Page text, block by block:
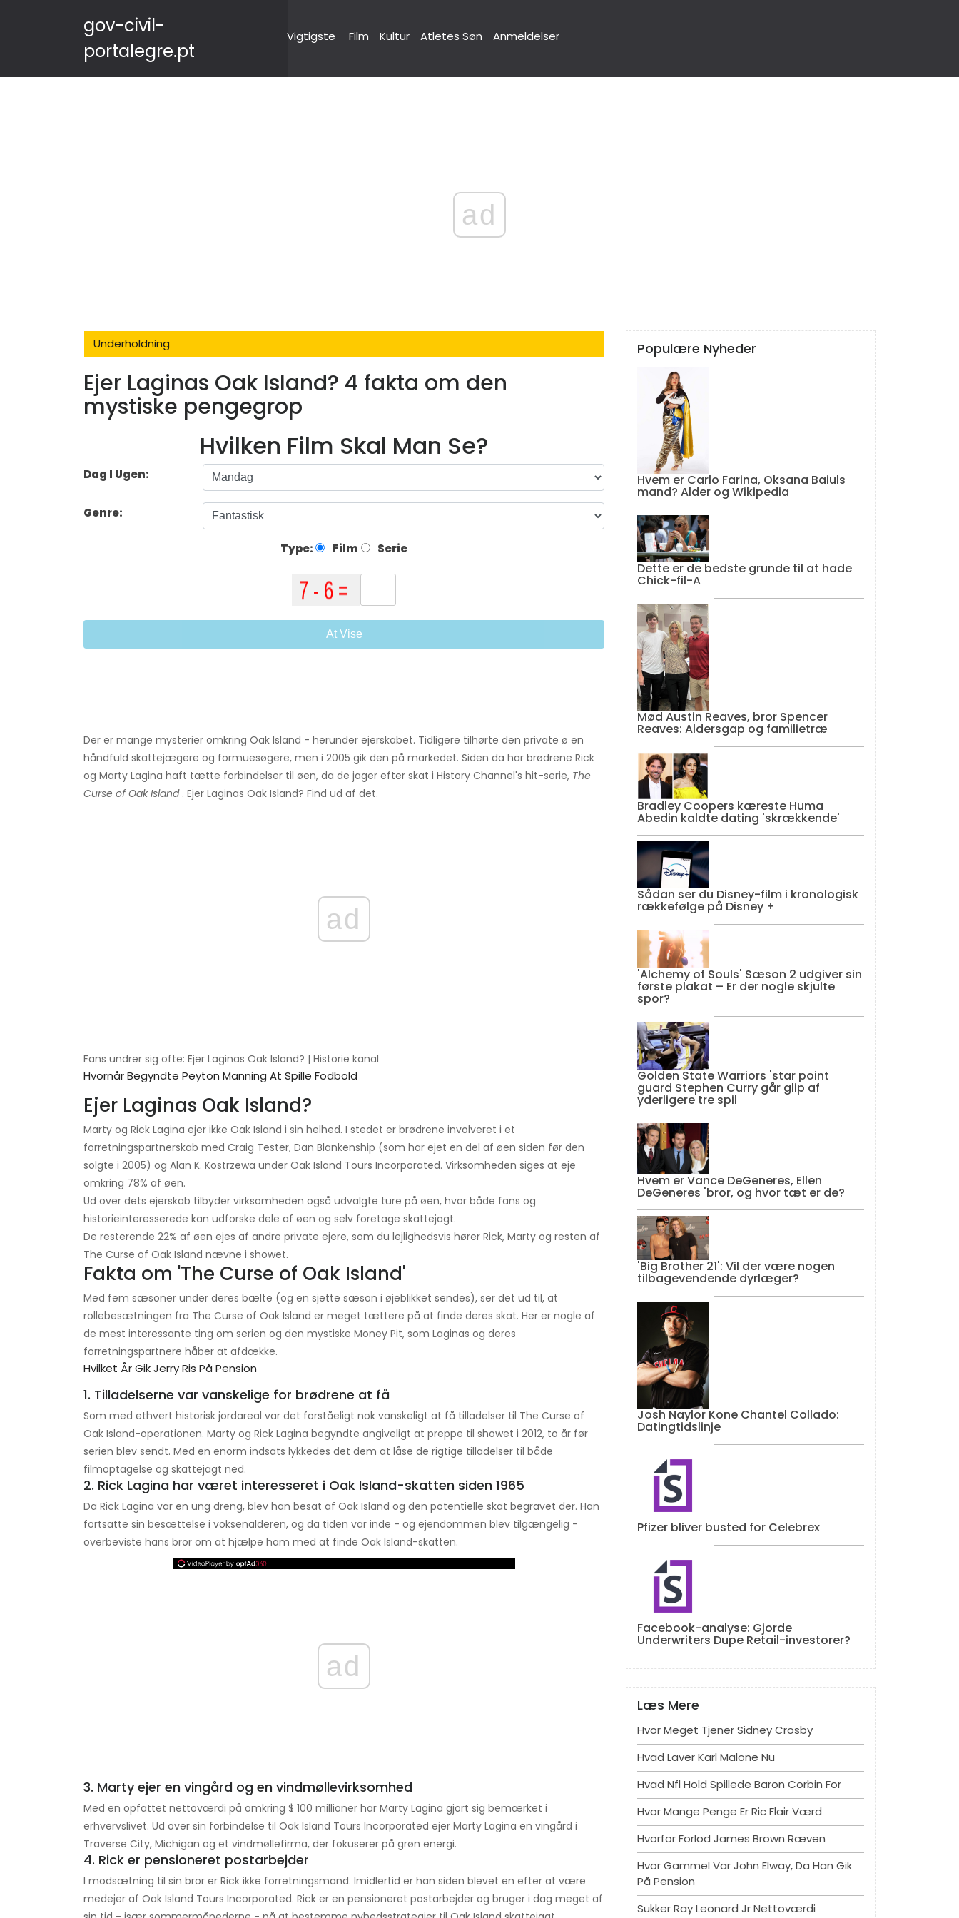
gov-civil-
portalegre.pt
Vigtigste Film Kultur Atletes Søn Anmeldelser
ad
Underholdning
Ejer Laginas Oak Island? 4 fakta om den
mystiske pengegrop
Hvilken Film Skal Man Se?
Dag I Ugen:
Genre:
Type: Film Serie
At Vise
Der er mange mysterier omkring Oak Island - herunder ejerskabet. Tidligere tilhørte den private ø en
håndfuld skattejægere og formuesøgere, men i 2005 gik den på markedet. Siden da har brødrene Rick
og Marty Lagina haft tætte forbindelser til øen, da de jager efter skat i History Channel's hit-serie, The
Curse of Oak Island. Ejer Laginas Oak Island? Find ud af det.
ad
Fans undrer sig ofte: Ejer Laginas Oak Island? | Historie kanal
Hvornår Begyndte Peyton Manning At Spille Fodbold
Ejer Laginas Oak Island?
Marty og Rick Lagina ejer ikke Oak Island i sin helhed. I stedet er brødrene involveret i et
forretningspartnerskab med Craig Tester, Dan Blankenship (som har ejet en del af øen siden før den
solgte i 2005) og Alan K. Kostrzewa under Oak Island Tours Incorporated. Virksomheden siges at eje
omkring 78% af øen.
Ud over dets ejerskab tilbyder virksomheden også udvalgte ture på øen, hvor både fans og
historieinteresserede kan udforske dele af øen og selv foretage skattejagt.
De resterende 22% af øen ejes af andre private ejere, som du lejlighedsvis hører Rick, Marty og resten af ​​
The Curse of Oak Island nævne i showet.
Fakta om 'The Curse of Oak Island'
Med fem sæsoner under deres bælte (og en sjette sæson i øjeblikket sendes), ser det ud til, at
rollebesætningen fra The Curse of Oak Island er meget tættere på at finde deres skat. Her er nogle af
de mest interessante ting om serien og den mystiske Money Pit, som Laginas og deres
forretningspartnere håber at afdække.
Hvilket År Gik Jerry Ris På Pension
1. Tilladelserne var vanskelige for brødrene at få
Som med ethvert historisk jordareal var det forståeligt nok vanskeligt at få tilladelser til The Curse of
Oak Island-operationen. Marty og Rick Lagina begyndte angiveligt at preppe til showet i 2012, to år før
serien blev sendt. Med en enorm indsats lykkedes det dem at låse de rigtige tilladelser til både
filmoptagelse og skattejagt ned.
2. Rick Lagina har været interesseret i Oak Island-skatten siden 1965
Da Rick Lagina var en ung dreng, blev han besat af Oak Island og den potentielle skat begravet der. Han
fortsatte sin besættelse i voksenalderen, og da tiden var inde - og ejendommen blev tilgængelig -
overbeviste hans bror om at hjælpe ham med at finde Oak Island-skatten.
ad
3. Marty ejer en vingård og en vindmøllevirksomhed
Med en opfattet nettoværdi på omkring $ 100 millioner har Marty Lagina gjort sig bemærket i
erhvervslivet. Ud over sin forbindelse til Oak Island Tours Incorporated ejer Marty Lagina en vingård i
Traverse City, Michigan og et vindmøllefirma, der fokuserer på grøn energi.
4. Rick er pensioneret postarbejder
I modsætning til sin bror er Rick ikke forretningsmand. Imidlertid er han siden blevet en efter at være
medejer af Oak Island Tours Incorporated. Rick er en pensioneret postarbejder og bruger i dag meget af
Populære Nyheder
Hvem er Carlo Farina, Oksana Baiuls
mand? Alder og Wikipedia
Dette er de bedste grunde til at hade
Chick-fil-A
Mød Austin Reaves, bror Spencer
Reaves: Aldersgap og familietræ
Bradley Coopers kæreste Huma
Abedin kaldte dating 'skrækkende'
Sådan ser du Disney-film i kronologisk
rækkefølge på Disney +
'Alchemy of Souls' Sæson 2 udgiver sin
første plakat – Er der nogle skjulte
spor?
Golden State Warriors 'star point
guard Stephen Curry går glip af
yderligere tre spil
Hvem er Vance DeGeneres, Ellen
DeGeneres 'bror, og hvor tæt er de?
'Big Brother 21': Vil der være nogen
tilbagevendende dyrlæger?
Josh Naylor Kone Chantel Collado:
Datingtidslinje
Pfizer bliver busted for Celebrex
Facebook-analyse: Gjorde
Underwriters Dupe Retail-investorer?
Læs Mere
Hvor Meget Tjener Sidney Crosby
Hvad Laver Karl Malone Nu
Hvad Nfl Hold Spillede Baron Corbin For
Hvor Mange Penge Er Ric Flair Værd
Hvorfor Forlod James Brown Ræven
Hvor Gammel Var John Elway, Da Han Gik
På Pension
Sukker Ray Leonard Jr Nettoværdi